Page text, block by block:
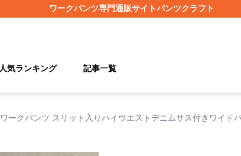
ワークパンツ専門通販サイトパンツクラフト
人気ランキング 記事一覧
ワークパンツ スリット入りハイウエストデニムサス付きワイド